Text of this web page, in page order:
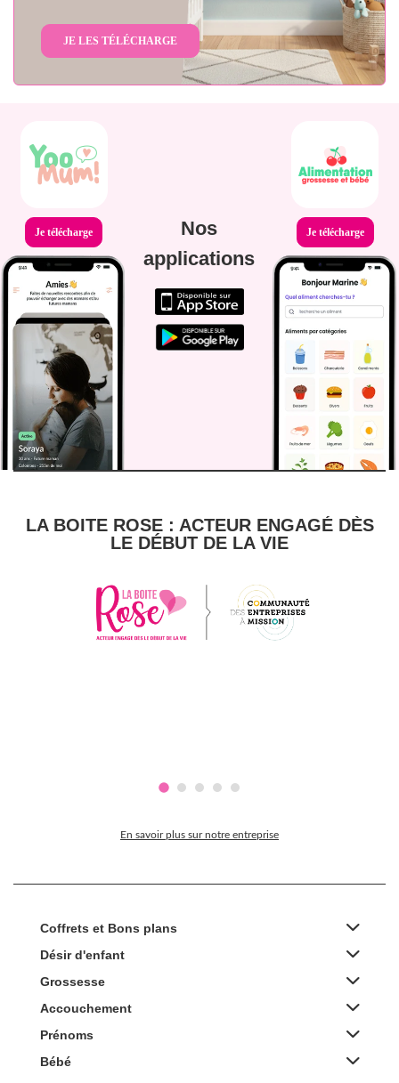
JE LES TÉLÉCHARGE
Je télécharge
Nos
applications
Je télécharge
LA BOITE ROSE : ACTEUR ENGAGÉ DÈS
LE DÉBUT DE LA VIE
En savoir plus sur notre entreprise
Coffrets et Bons plans
Désir d'enfant
Grossesse
Accouchement
Prénoms
Bébé